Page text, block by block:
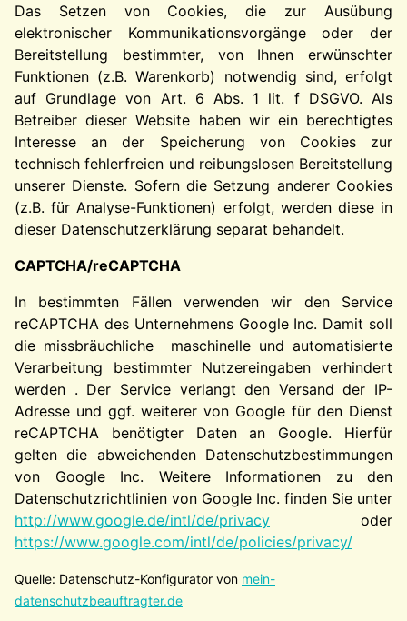
Das Setzen von Cookies, die zur Ausübung
elektronischer Kommunikationsvorgänge oder der
Bereitstellung bestimmter, von Ihnen erwünschter
Funktionen (z.B. Warenkorb) notwendig sind, erfolgt
auf Grundlage von Art. 6 Abs. 1 lit. f DSGVO. Als
Betreiber dieser Website haben wir ein berechtigtes
Interesse an der Speicherung von Cookies zur
technisch fehlerfreien und reibungslosen Bereitstellung
unserer Dienste. Sofern die Setzung anderer Cookies
(z.B. für Analyse-Funktionen) erfolgt, werden diese in
dieser Datenschutzerklärung separat behandelt.
CAPTCHA/reCAPTCHA
In bestimmten Fällen verwenden wir den Service
reCAPTCHA des Unternehmens Google Inc. Damit soll
die missbräuchliche maschinelle und automatisierte
Verarbeitung bestimmter Nutzereingaben verhindert
werden . Der Service verlangt den Versand der IP-
Adresse und ggf. weiterer von Google für den Dienst
reCAPTCHA benötigter Daten an Google. Hierfür
gelten die abweichenden Datenschutzbestimmungen
von Google Inc. Weitere Informationen zu den
Datenschutzrichtlinien von Google Inc. finden Sie unter
http://www.google.de/intl/de/privacy oder
https://www.google.com/intl/de/policies/privacy/
Quelle: Datenschutz-Konfigurator von mein-
datenschutzbeauftragter.de